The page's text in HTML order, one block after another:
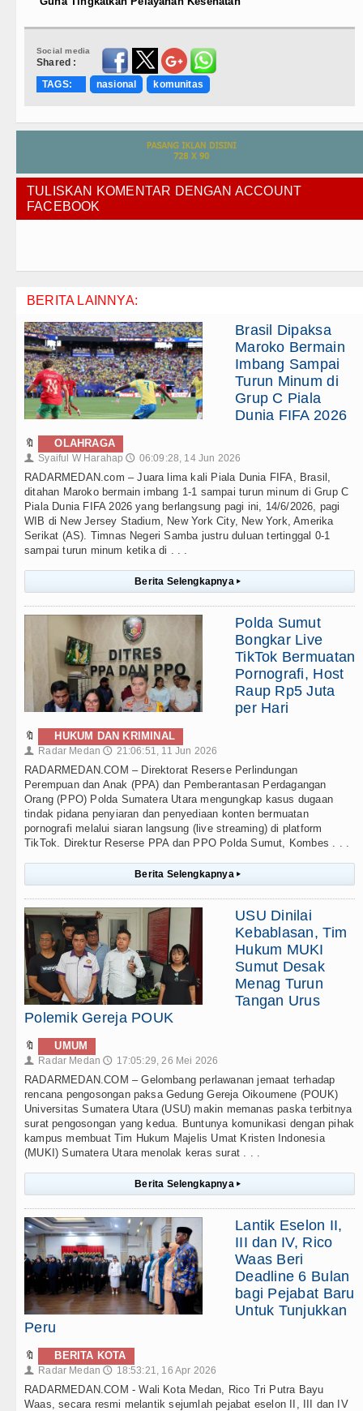
Social media
Shared :
TAGS:
nasional komunitas
TULISKAN KOMENTAR DENGAN ACCOUNT
FACEBOOK
BERITA LAINNYA:
Brasil Dipaksa
Maroko Bermain
Imbang Sampai
Turun Minum di
Grup C Piala
Dunia FIFA 2026
🔖 OLAHRAGA
👤 Syaiful W Harahap 🕔 06:09:28, 14 Jun 2026
RADARMEDAN.com – Juara lima kali Piala Dunia FIFA, Brasil,
ditahan Maroko bermain imbang 1-1 sampai turun minum di Grup C
Piala Dunia FIFA 2026 yang berlangsung pagi ini, 14/6/2026, pagi
WIB di New Jersey Stadium, New York City, New York, Amerika
Serikat (AS). Timnas Negeri Samba justru duluan tertinggal 0-1
sampai turun minum ketika di . . .
Berita Selengkapnya ▸
Polda Sumut
Bongkar Live
TikTok Bermuatan
Pornografi, Host
Raup Rp5 Juta
per Hari
🔖 HUKUM DAN KRIMINAL
👤 Radar Medan 🕔 21:06:51, 11 Jun 2026
RADARMEDAN.COM – Direktorat Reserse Perlindungan
Perempuan dan Anak (PPA) dan Pemberantasan Perdagangan
Orang (PPO) Polda Sumatera Utara mengungkap kasus dugaan
tindak pidana penyiaran dan penyediaan konten bermuatan
pornografi melalui siaran langsung (live streaming) di platform
TikTok. Direktur Reserse PPA dan PPO Polda Sumut, Kombes . . .
Berita Selengkapnya ▸
USU Dinilai
Kebablasan, Tim
Hukum MUKI
Sumut Desak
Menag Turun
Tangan Urus
Polemik Gereja POUK
🔖 UMUM
👤 Radar Medan 🕔 17:05:29, 26 Mei 2026
RADARMEDAN.COM – Gelombang perlawanan jemaat terhadap
rencana pengosongan paksa Gedung Gereja Oikoumene (POUK)
Universitas Sumatera Utara (USU) makin memanas paska terbitnya
surat pengosongan yang kedua. Buntunya komunikasi dengan pihak
kampus membuat Tim Hukum Majelis Umat Kristen Indonesia
(MUKI) Sumatera Utara menolak keras surat . . .
Berita Selengkapnya ▸
Lantik Eselon II,
III dan IV, Rico
Waas Beri
Deadline 6 Bulan
bagi Pejabat Baru
Untuk Tunjukkan
Peru
🔖 BERITA KOTA
👤 Radar Medan 🕔 18:53:21, 16 Apr 2026
RADARMEDAN.COM - Wali Kota Medan, Rico Tri Putra Bayu
Waas, secara resmi melantik sejumlah pejabat eselon II, III dan IV